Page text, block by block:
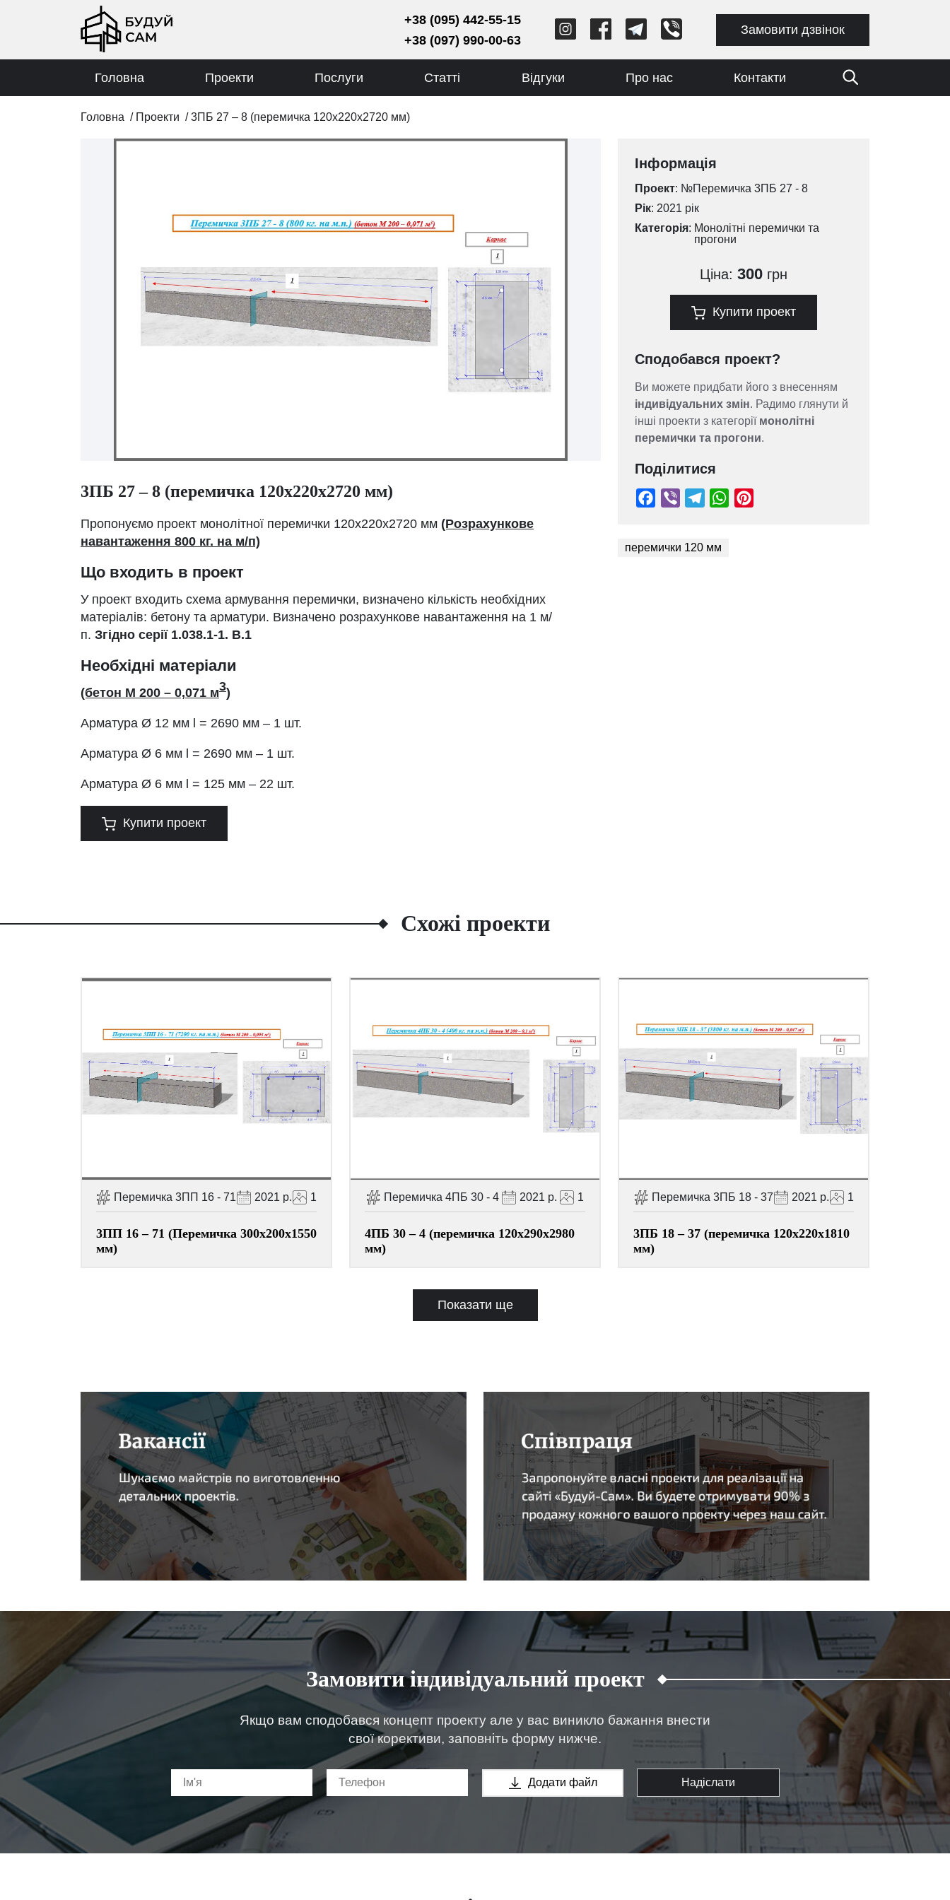
+38 (095) 442-55-15
+38 (097) 990-00-63
Замовити дзвінок
Головна Проекти Послуги Статті Відгуки Про нас Контакти
Головна / Проекти /3ПБ 27 – 8 (перемичка 120х220х2720 мм)
3ПБ 27 – 8 (перемичка 120х220х2720 мм)
Пропонуємо проект монолітної перемички 120х220х2720 мм (Розрахункове
навантаження 800 кг. на м/п)
Що входить в проект
У проект входить схема армування перемички, визначено кількість необхідних
матеріалів: бетону та арматури. Визначено розрахункове навантаження на 1 м/
п. Згідно серії 1.038.1-1. В.1
Необхідні матеріали
(бетон М 200 – 0,071 м3)
Арматура Ø 12 мм l = 2690 мм – 1 шт.
Арматура Ø 6 мм l = 2690 мм – 1 шт.
Арматура Ø 6 мм l = 125 мм – 22 шт.
Купити проект
Інформація
Проект: №Перемичка 3ПБ 27 - 8
Рік: 2021 рік
Категорія: Монолітні перемички та
прогони
Ціна: 300 грн
Купити проект
Сподобався проект?
Ви можете придбати його з внесенням
індивідуальних змін. Радимо глянути й
інші проекти з категорії монолітні
перемички та прогони.
Поділитися
перемички 120 мм
Схожі проекти
Перемичка 3ПП 16 - 71 2021 р. 1
3ПП 16 – 71 (Перемичка 300х200х1550
мм)
Перемичка 4ПБ 30 - 4 2021 р. 1
4ПБ 30 – 4 (перемичка 120х290х2980
мм)
Перемичка 3ПБ 18 - 37 2021 р. 1
3ПБ 18 – 37 (перемичка 120х220х1810
мм)
Показати ще
Замовити індивідуальний проект
Якщо вам сподобався концепт проекту але у вас виникло бажання внести
свої корективи, заповніть форму нижче.
Додати файл Надіслати